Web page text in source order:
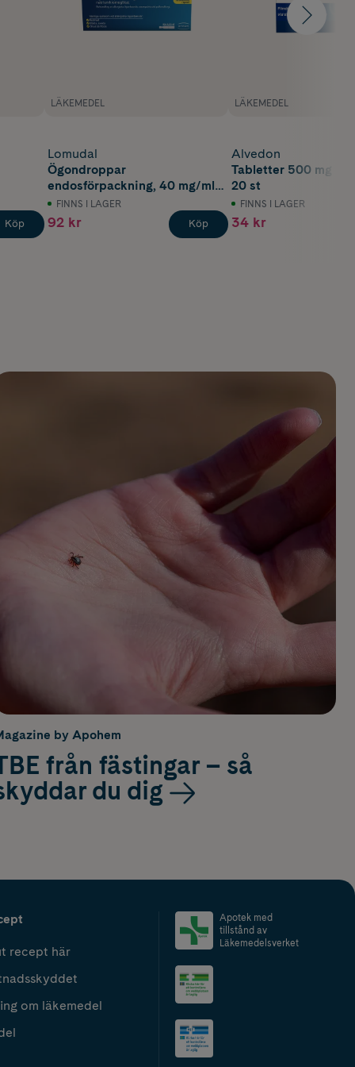
Köp
LÄKEMEDEL
Lomudal
Ögondroppar
endosförpackning, 40 mg/ml,
0,35 ml x 20 st
FINNS I LAGER
92 kr Köp
LÄKEMEDEL
Alvedon
Tabletter 500 mg
20 st
FINNS I LAGER
34 kr
by Apohem
från fästingar – så
du dig
recept här
om läkemedel
Apotek med
tillstånd av
Läkemedelsverket